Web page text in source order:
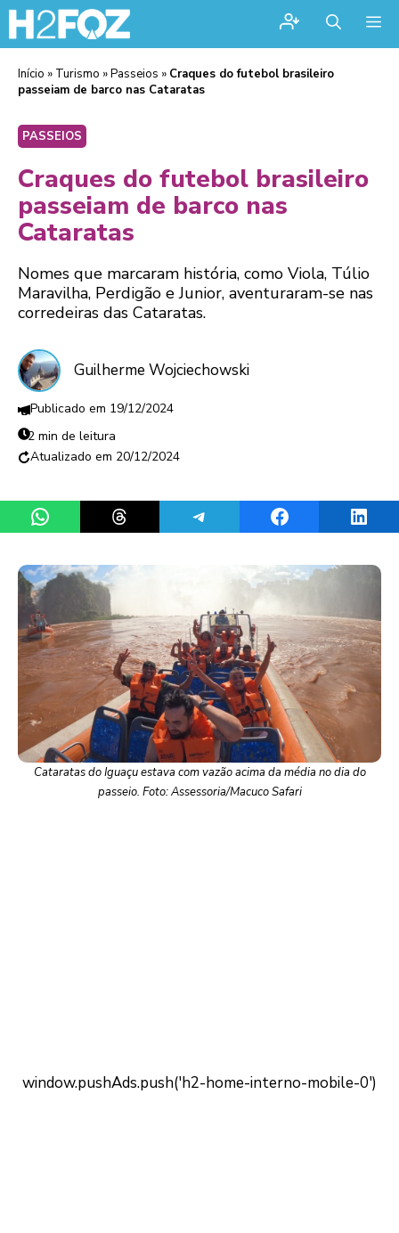
Início » Turismo »Passeios » Craques do futebol brasileiro
passeiam de barco nas Cataratas
PASSEIOS
Craques do futebol brasileiro
passeiam de barco nas
Cataratas
Nomes que marcaram história, como Viola, Túlio
Maravilha, Perdigão e Junior, aventuraram-se nas
corredeiras das Cataratas.
Guilherme Wojciechowski
19/12/2024
2 min de leitura
20/12/2024
Share on WhatsAppShare on ThreadsShare on TelegramShare on Facebook
Cataratas do Iguaçu estava com vazão acima da média no dia do
passeio. Foto: Assessoria/Macuco Safari